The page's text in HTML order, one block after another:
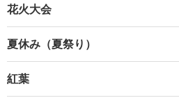
花火大会
夏休み（夏祭り）
紅葉